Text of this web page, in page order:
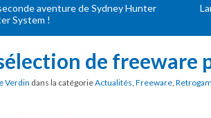
aventure de Sydney Hunter
System !
de freeware
Verdin dans la catégorieActualités, Freeware,